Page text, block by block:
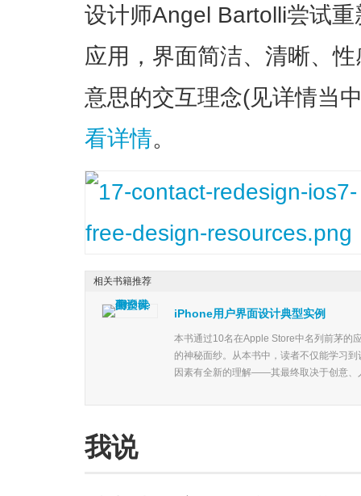
设计师Angel Bartolli尝试
应用，界面简洁、清晰、
意思的交互理念(见详情当
看详情。
iPhone用户界面设计典型实例
本书通过10名在Apple Store中名列前茅的
的神秘面纱。从本书中，读者不仅能学习
因素有全新的理解——其最终取决于创意、
相关书籍推荐
我说